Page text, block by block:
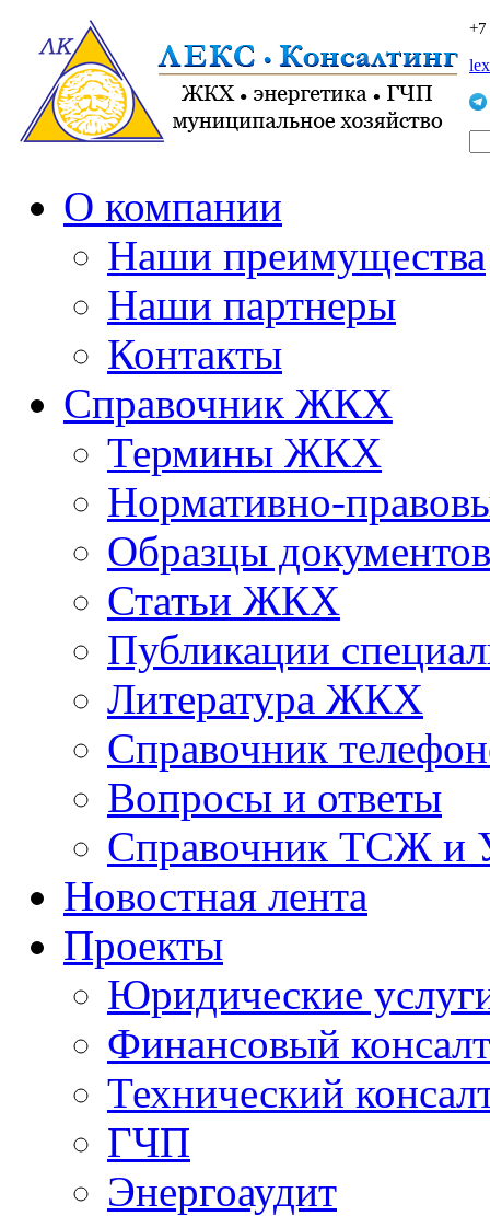
О компании
Наши преимущества
Наши партнеры
Контакты
Справочник ЖКХ
Термины ЖКХ
Нормативно-
Образцы документов
Статьи ЖКХ
Публикации
Литература ЖКХ
Справочник
Вопросы и ответы
Справочник ТСЖ и
Новостная лента
Проекты
Юридические
Финансовый
Технический
ГЧП
Энергоаудит